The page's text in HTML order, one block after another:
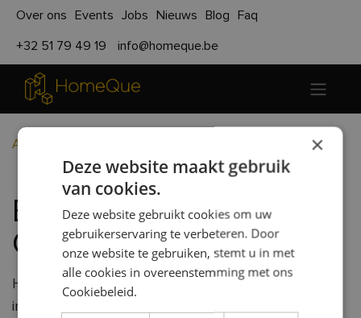
Over ons Events Jobs Nieuws Blog Faq
+32 51 79 49 19 info@homeque.be
Alle blogs
Brunssum -
Oelovenstraat
HomeQue heeft een gelijkvloers nieuwbouwwoning
in Brunssum, Nederland geplaatst.
×
Deze website maakt gebruik
van cookies.
Deze website gebruikt cookies om uw
gebruikerservaring te verbeteren. Door
onze website te gebruiken, stemt u in met
alle cookies in overeenstemming met ons
Cookiebeleid.